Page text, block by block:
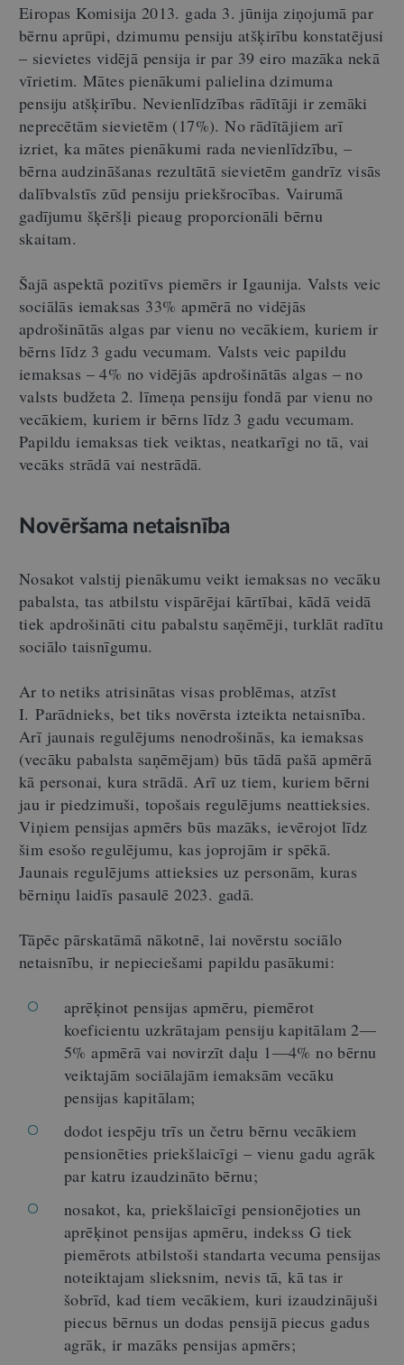
Eiropas Komisija 2013. gada 3. jūnija ziņojumā par
bērnu aprūpi, dzimumu pensiju atšķirību konstatējusi
– sievietes vidējā pensija ir par 39 eiro mazāka nekā
vīrietim. Mātes pienākumi palielina dzimuma
pensiju atšķirību. Nevienlīdzības rādītāji ir zemāki
neprecētām sievietēm (17%). No rādītājiem arī
izriet, ka mātes pienākumi rada nevienlīdzību, –
bērna audzināšanas rezultātā sievietēm gandrīz visās
dalībvalstīs zūd pensiju priekšrocības. Vairumā
gadījumu šķēršļi pieaug proporcionāli bērnu
skaitam.
Šajā aspektā pozitīvs piemērs ir Igaunija. Valsts veic
sociālās iemaksas 33% apmērā no vidējās
apdrošinātās algas par vienu no vecākiem, kuriem ir
bērns līdz 3 gadu vecumam. Valsts veic papildu
iemaksas – 4% no vidējās apdrošinātās algas – no
valsts budžeta 2. līmeņa pensiju fondā par vienu no
vecākiem, kuriem ir bērns līdz 3 gadu vecumam.
Papildu iemaksas tiek veiktas, neatkarīgi no tā, vai
vecāks strādā vai nestrādā.
Novēršama netaisnība
Nosakot valstij pienākumu veikt iemaksas no vecāku
pabalsta, tas atbilstu vispārējai kārtībai, kādā veidā
tiek apdrošināti citu pabalstu saņēmēji, turklāt radītu
sociālo taisnīgumu.
Ar to netiks atrisinātas visas problēmas, atzīst
I. Parādnieks, bet tiks novērsta izteikta netaisnība.
Arī jaunais regulējums nenodrošinās, ka iemaksas
(vecāku pabalsta saņēmējam) būs tādā pašā apmērā
kā personai, kura strādā. Arī uz tiem, kuriem bērni
jau ir piedzimuši, topošais regulējums neattieksies.
Viņiem pensijas apmērs būs mazāks, ievērojot līdz
šim esošo regulējumu, kas joprojām ir spēkā.
Jaunais regulējums attieksies uz personām, kuras
bērniņu laidīs pasaulē 2023. gadā.
Tāpēc pārskatāmā nākotnē, lai novērstu sociālo
netaisnību, ir nepieciešami papildu pasākumi:
aprēķinot pensijas apmēru, piemērot
koeficientu uzkrātajam pensiju kapitālam 2—
5% apmērā vai novirzīt daļu 1—4% no bērnu
veiktajām sociālajām iemaksām vecāku
pensijas kapitālam;
dodot iespēju trīs un četru bērnu vecākiem
pensionēties priekšlaicīgi – vienu gadu agrāk
par katru izaudzināto bērnu;
nosakot, ka, priekšlaicīgi pensionējoties un
aprēķinot pensijas apmēru, indekss G tiek
piemērots atbilstoši standarta vecuma pensijas
noteiktajam slieksnim, nevis tā, kā tas ir
šobrīd, kad tiem vecākiem, kuri izaudzinājuši
piecus bērnus un dodas pensijā piecus gadus
agrāk, ir mazāks pensijas apmērs;